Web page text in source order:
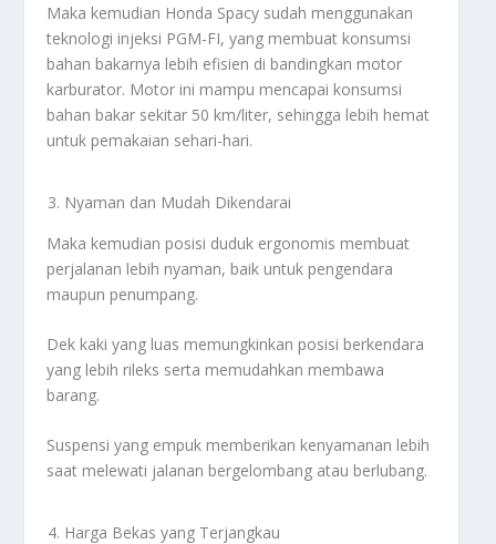
Maka kemudian Honda Spacy sudah menggunakan
teknologi injeksi PGM-FI, yang membuat konsumsi
bahan bakarnya lebih efisien di bandingkan motor
karburator. Motor ini mampu mencapai konsumsi
bahan bakar sekitar 50 km/liter, sehingga lebih hemat
untuk pemakaian sehari-hari.
Nyaman dan Mudah Dikendarai
Maka kemudian posisi duduk ergonomis membuat
perjalanan lebih nyaman, baik untuk pengendara
maupun penumpang.
Dek kaki yang luas memungkinkan posisi berkendara
yang lebih rileks serta memudahkan membawa
barang.
Suspensi yang empuk memberikan kenyamanan lebih
saat melewati jalanan bergelombang atau berlubang.
Harga Bekas yang Terjangkau